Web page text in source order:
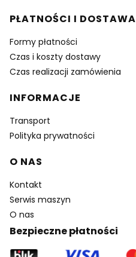
PŁATNOŚCI I DOSTAWA
Formy płatności
Czas i koszty dostawy
Czas realizacji zamówienia
INFORMACJE
Transport
Polityka prywatności
O NAS
Kontakt
Serwis maszyn
O nas
Bezpieczne płatności